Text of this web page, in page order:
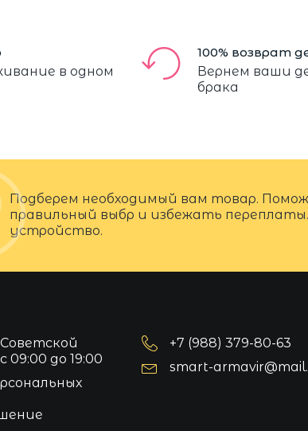
в одном
100% возврат
Вернем ваши
брака
Подберем необходимый вам товар.
правильный выбр и избежать
устройство.
09:00 до 19:00
+7 (988) 379-80-63
smart-